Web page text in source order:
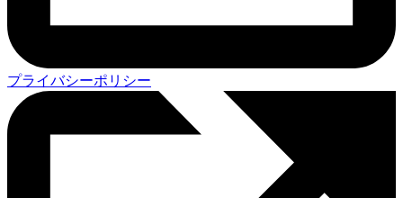
プライバシーポリシー